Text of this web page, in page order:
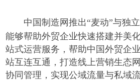
中国制造网推出“麦动”与独
能够帮助外贸企业快速搭建并美
站式运营服务 ，帮助中国外贸企
站互连互通，打造线上营销生态
协同管理，实现公域流量与私域